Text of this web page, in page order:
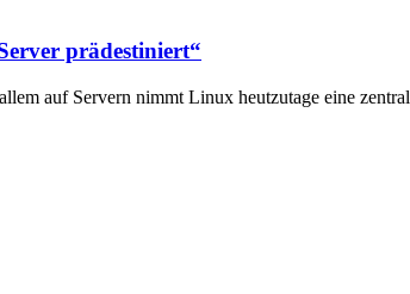
prädestiniert“
auf Servern nimmt Linux heutzutage eine